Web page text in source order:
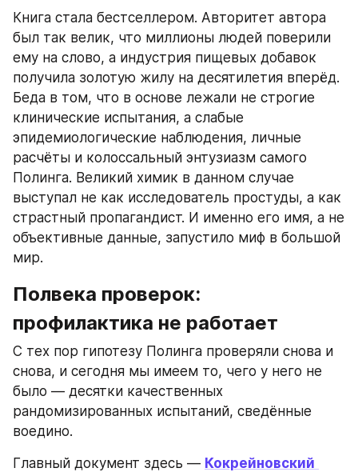
Книга стала бестселлером. Авторитет автора
был так велик, что миллионы людей поверили
ему на слово, а индустрия пищевых добавок
получила золотую жилу на десятилетия вперёд.
Беда в том, что в основе лежали не строгие
клинические испытания, а слабые
эпидемиологические наблюдения, личные
расчёты и колоссальный энтузиазм самого
Полинга. Великий химик в данном случае
выступал не как исследователь простуды, а как
страстный пропагандист. И именно его имя, а не
объективные данные, запустило миф в большой
мир.
Полвека проверок:
профилактика не работает
С тех пор гипотезу Полинга проверяли снова и
снова, и сегодня мы имеем то, чего у него не
было — десятки качественных
рандомизированных испытаний, сведённые
воедино.
Главный документ здесь — Кокрейновский